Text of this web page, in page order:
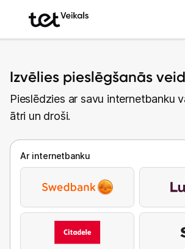
Izvēlies pieslēgšanās
Pieslēdzies ar savu internetbanku
ātri un droši.
Ar internetbanku